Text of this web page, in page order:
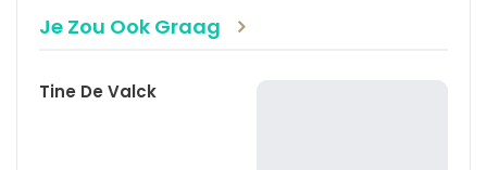
Je Zou Ook Graag
Tine De Valck